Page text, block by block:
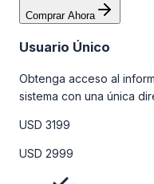
Comprar Ahora
Usuario Único
Obtenga acceso al
sistema con una única
la tabla de precios a
USD 3199
USD 2999